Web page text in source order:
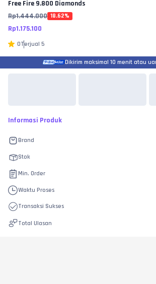
Free Fire 9.800 Diamonds
Rp1.444.000 18.62%
Rp1.175.100
0Terjual 5
Dikirim maksimal 10 menit atau
Informasi Produk
Brand
Stok
Min. Order
Waktu Proses
Transaksi Sukses
Total Ulasan